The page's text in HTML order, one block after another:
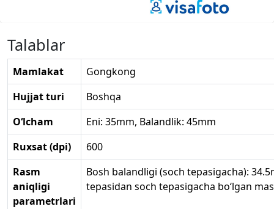
Talablar
Mamlakat
Gongkong
Hujjat turi
Boshqa
O‘lcham
Eni: 35mm, Balandlik: 45mm
Ruxsat (dpi)
600
Rasm
aniqligi
parametrlari
Bosh balandligi (soch tepasigacha):
tepasidan soch tepasigacha bo‘lgan